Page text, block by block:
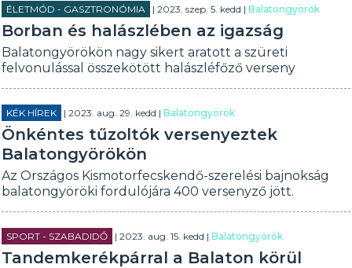
ÉLETMÓD - GASZTRONÓMIA | 2023. szep. 5. kedd |Balatongyörök
Borban és halászlében az igazság
Balatongyörökön nagy sikert aratott a szüreti
felvonulással összekötött halászléfőző verseny
KÉK HÍREK | 2023. aug. 29. kedd |Balatongyörök
Önkéntes tűzoltók versenyeztek
Balatongyörökön
Az Országos Kismotorfecskendő-szerelési bajnokság
balatongyöröki fordulójára 400 versenyző jött.
SPORT - SZABADIDŐ | 2023. aug. 15. kedd |Balatongyörök
Tandemkerékpárral a Balaton körül